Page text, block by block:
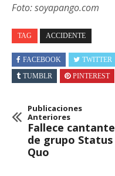
Foto: soyapango.com
TAG ACCIDENTE
FACEBOOK TWITTER
TUMBLR
PINTEREST
Publicaciones
Anteriores
Fallece cantante
de grupo Status
Quo